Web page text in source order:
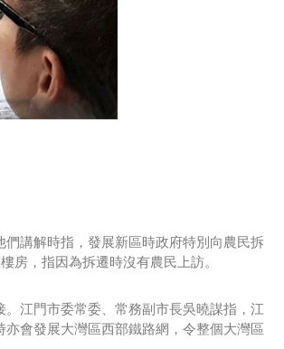
講解時指，發展新區時政府特別向農民拆
房，指因為拆遷時沒有農民上訪。
江門市委常委、常務副市長吳曉謀指，江
會發展大灣區西部鐵路網，令整個大灣區